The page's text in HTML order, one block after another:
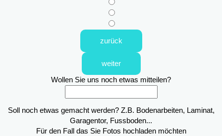
zurück
weiter
Wollen Sie uns noch etwas mitteilen?
Soll noch etwas gemacht werden? Z.B. Bodenarbeiten, Laminat,
Garagentor, Fussboden...
Für den Fall das Sie Fotos hochladen möchten